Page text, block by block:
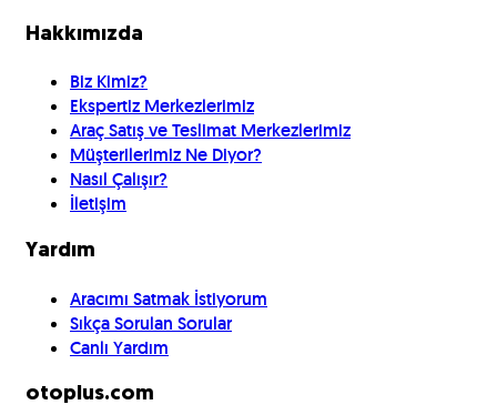
Hakkımızda
Biz Kimiz?
Ekspertiz Merkezlerimiz
Araç Satış ve Teslimat Merkezlerimiz
Müşterilerimiz Ne Diyor?
Nasıl Çalışır?
İletişim
Yardım
Aracımı Satmak İstiyorum
Sıkça Sorulan Sorular
Canlı Yardım
otoplus.com